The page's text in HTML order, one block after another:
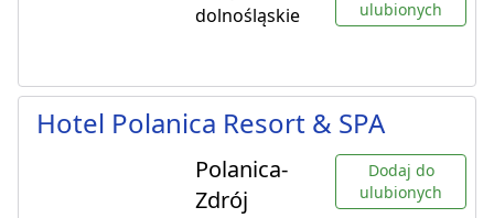
dolnośląskie
ulubionych
Hotel Polanica Resort & SPA
Polanica-
Zdrój
Dodaj do
ulubionych